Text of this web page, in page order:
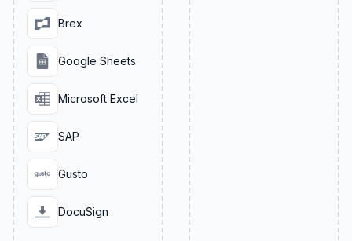
Brex
Google Sheets
Microsoft Excel
SAP
Gusto
DocuSign